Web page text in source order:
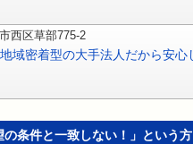
西区草部775-2
の条件と一致しない！」という方